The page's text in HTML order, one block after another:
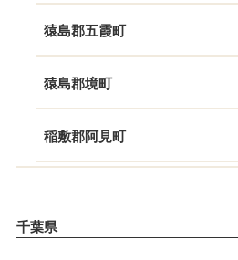
猿島郡五霞町
猿島郡境町
稲敷郡阿見町
千葉県